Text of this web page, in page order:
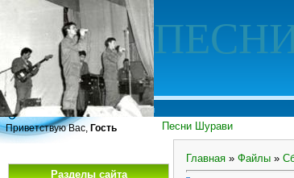
Песни Шурави
Приветствую Вас, Гость
Разделы сайта
Главная » Файлы »